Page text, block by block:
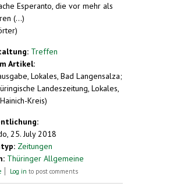
Esperanto, die vor mehr als
(...)
Treffen
Artikel:
Lokales, Bad Langensalza;
Landeszeitung, Lokales,
Kreis)
25. July 2018
Zeitungen
Thüringer Allgemeine
about Die Esperanto-Familien schwärmen
Log in to post comments